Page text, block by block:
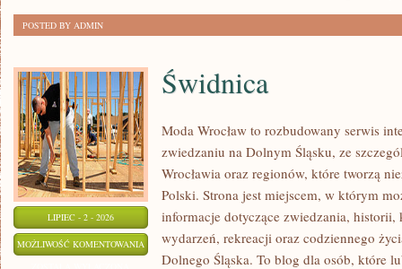
POSTED BY ADMIN
LIPIEC - 2 - 2026
MOŻLIWOŚĆ KOMENTOWANIA ŚWIDNICA
Świdnica
Moda Wrocław to rozbudowany serwis
zwiedzaniu na Dolnym Śląsku, ze
Wrocławia oraz regionów, które tworzą
Polski. Strona jest miejscem, w którym
informacje dotyczące zwiedzania,
wydarzeń, rekreacji oraz codziennego
Dolnego Śląska. To blog dla osób, które